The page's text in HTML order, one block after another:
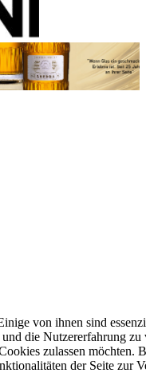
von ihnen sind
die Nutzererfahrung
zulassen möchten.
der Seite zur